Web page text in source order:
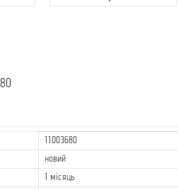
11003680
новий
1 місяць